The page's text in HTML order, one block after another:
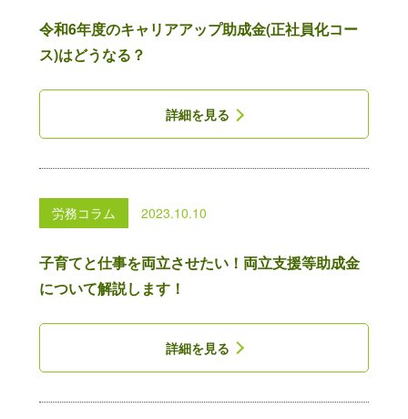
令和6年度のキャリアアップ助成金(正社員化コー
ス)はどうなる？
詳細を見る
労務コラム 2023.10.10
子育てと仕事を両立させたい！両立支援等助成金
について解説します！
詳細を見る